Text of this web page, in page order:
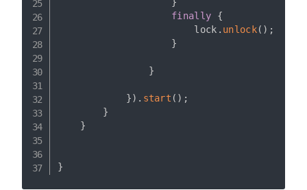
finally
{
                        lock
. unlock( ) ;
}
}
}) . start ( ) ;
}
}
}